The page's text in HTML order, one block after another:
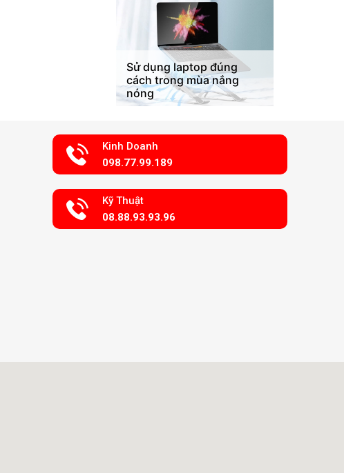
Sử dụng laptop đúng
cách trong mùa nắng
nóng
Kinh Doanh
098.77.99.189
Kỹ Thuật
08.88.93.93.96